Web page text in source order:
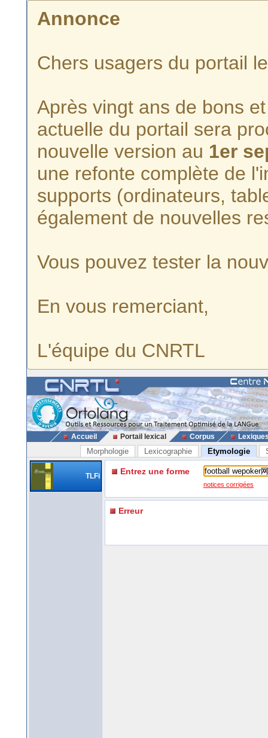
Annonce
Chers usagers du portail
Après vingt ans de bons
actuelle du portail sera
nouvelle version au 1er
une refonte complète de
supports (ordinateurs,
également de nouvelles
Vous pouvez tester la
En vous remerciant,
L'équipe du CNRTL
Accueil Portail lexical Corpus
Morphologie Lexicographie Etymologie
TLFi Entrez une forme
notices corrigées
Erreur